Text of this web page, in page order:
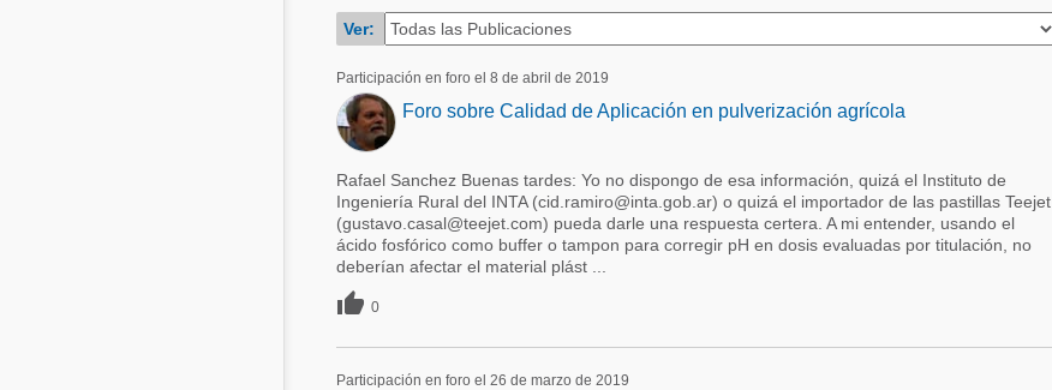
Balanceados - Piensos
GanaderíaVer:
Participación en foro el 8 de abril de 2019
Foro sobre Calidad de Aplicación en pulverización agrícola
Rafael Sanchez Buenas tardes: Yo no dispongo de esa información, quizá el Instituto de
Ingeniería Rural del INTA (cid.ramiro@inta.gob.ar) o quizá el importador de las pastillas Teejet
(gustavo.casal@teejet.com) pueda darle una respuesta certera. A mi entender, usando el
ácido fosfórico como buffer o tampon para corregir pH en dosis evaluadas por titulación, no
deberían afectar el material plást ...
 0
Participación en foro el 26 de marzo de 2019